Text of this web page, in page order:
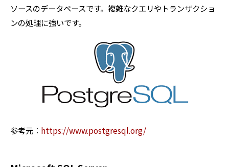
ソースのデータベースです。複雑なクエリやトランザクショ
ンの処理に強いです。
参考元： https://www.postgresql.org/